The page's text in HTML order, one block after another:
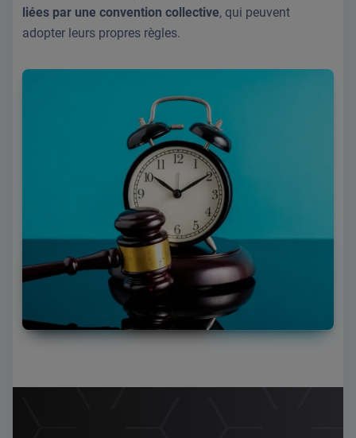
liées par une convention collective, qui peuvent
adopter leurs propres règles.